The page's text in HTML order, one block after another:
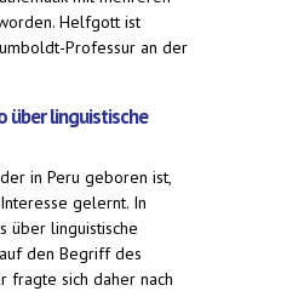
Helfgott ist
Professur an der
über linguistische
in Peru geboren ist,
gelernt. In
über linguistische
den Begriff des
fragte sich daher nach